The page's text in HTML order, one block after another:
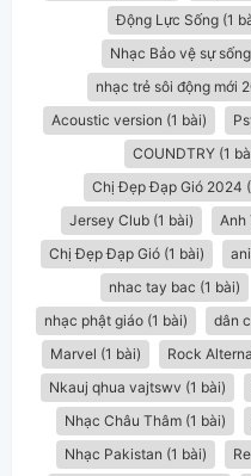
Động Lực Sống (1
Nhạc Bảo vệ sự
nhạc trẻ sôi động mới
Acoustic version (1 bài)
COUNDTRY (1
Chị Đẹp Đạp Gió 2024
Jersey Club (1 bài)
Anh
Chị Đẹp Đạp Gió (1 bài)
nhac tay bac (1 bài)
nhạc phật giáo (1 bài)
dân
Marvel (1 bài)
Rock
Nkauj qhua vajtswv (1 bài)
Nhạc Châu Thâm (1 bài)
Nhạc Pakistan (1 bài)